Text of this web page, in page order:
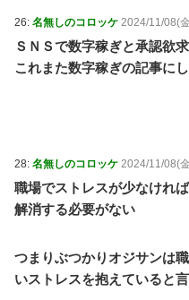
26: 名無しのコロッケ 2024/11/08(
ＳＮＳで数字稼ぎと承認欲
これまた数字稼ぎの記事に
28: 名無しのコロッケ 2024/11/08(
職場でストレスが少なけれ
解消する必要がない
つまりぶつかりオジサンは
いストレスを抱えていると